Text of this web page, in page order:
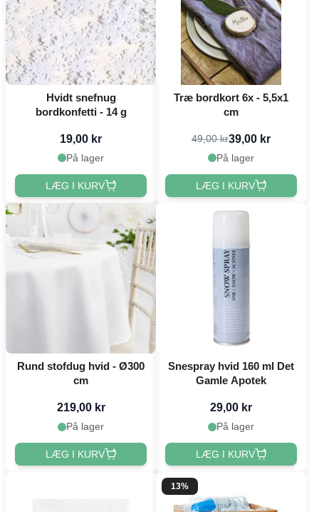
Hvidt snefnug
bordkonfetti - 14 g
19,00 kr
På lager
LÆG I KURV
Træ bordkort 6x - 5,5x1
cm
49,00 kr39,00 kr
På lager
LÆG I KURV
Rund stofdug hvid - Ø300
cm
219,00 kr
På lager
LÆG I KURV
Snespray hvid 160 ml Det
Gamle Apotek
29,00 kr
På lager
LÆG I KURV
13%